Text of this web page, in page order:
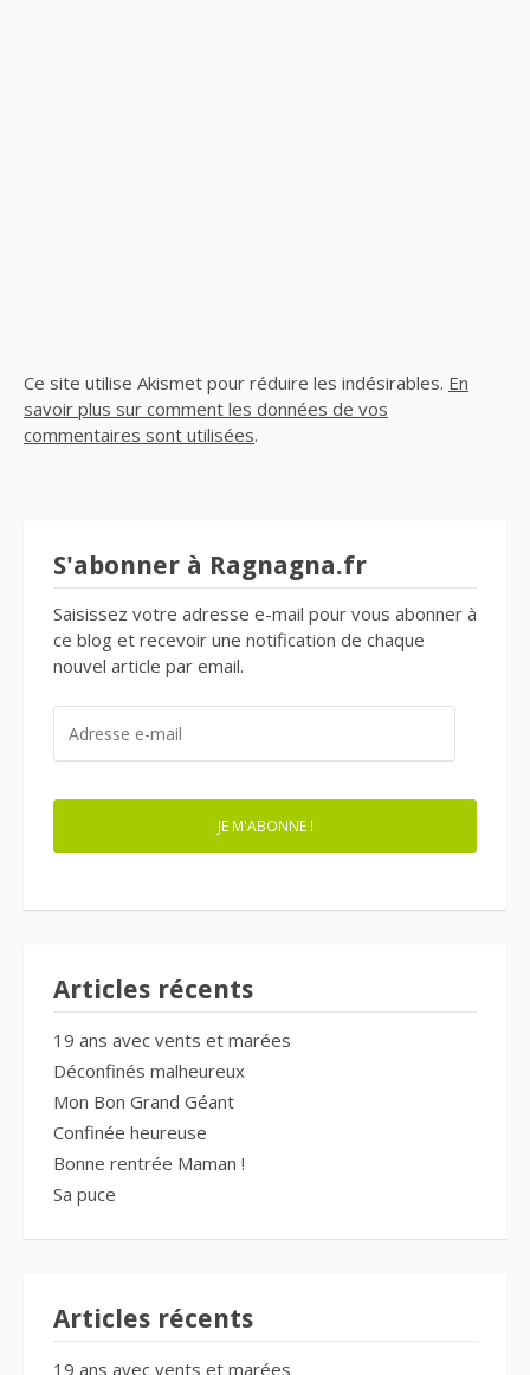
Ce site utilise Akismet pour réduire les indésirables. En
savoir plus sur comment les données de vos
commentaires sont utilisées.
S'abonner à Ragnagna.fr
Saisissez votre adresse e-mail pour vous abonner à
ce blog et recevoir une notification de chaque
nouvel article par email.
MAIL
JE M'ABONNE !
Articles récents
19 ans avec vents et marées
Déconfinés malheureux
Mon Bon Grand Géant
Confinée heureuse
Bonne rentrée Maman !
Sa puce
Articles récents
19 ans avec vents et marées